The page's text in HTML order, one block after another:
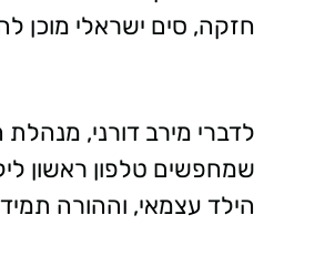
חזקה, סים ישראלי מוכן
לדברי מירב דורני,
שמחפשים טלפון ראשון
הילד עצמאי, וההורה